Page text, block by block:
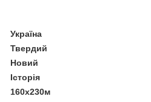
Україна
Твердий
Новий
Історія
160x230м